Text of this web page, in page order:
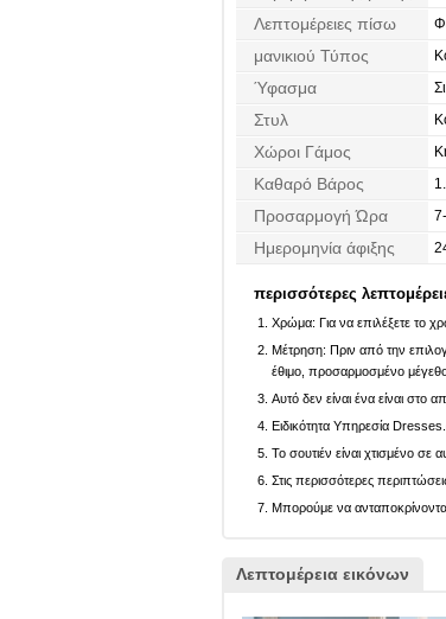
Λεπτομέρειες πίσω
μανικιού Τύπος
Ύφασμα
Στυλ
Χώροι Γάμος
Καθαρό Βάρος
Προσαρμογή Ώρα
Ημερομηνία άφιξης
περισσότερες
Χρώμα: Για να επιλέξετε το
Μέτρηση: Πριν από την
έθιμο, προσαρμοσμένο
Αυτό δεν είναι ένα είναι στο
Ειδικότητα Υπηρεσία
Το σουτιέν είναι χτισμένο σε
Στις περισσότερες
Μπορούμε να
Λεπτομέρεια εικόνων